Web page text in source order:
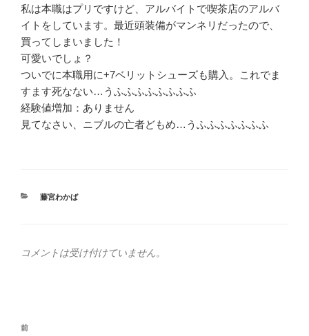
私は本職はプリですけど、アルバイトで喫茶店のアルバ
イトをしています。最近頭装備がマンネリだったので、
買ってしまいました！
可愛いでしょ？
ついでに本職用に+7ベリットシューズも購入。これでま
すます死なない…うふふふふふふふふ
経験値増加：ありません
見てなさい、ニブルの亡者どもめ…うふふふふふふふ
カ
藤宮わかば
コメントは受け付けていません。
投
前
前